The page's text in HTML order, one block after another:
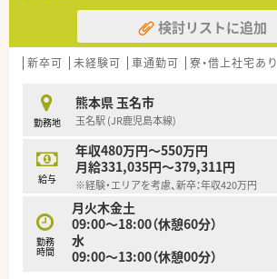
検討リストに追加
新卒可 未経験可 車通勤可 寮・借上社宅あり
勤務地
熊本県 玉名市
玉名駅 (JR鹿児島本線)
給与
年収480万円～550万円
月給331,035円～379,311円
※経験・エリアを考慮、新卒：年収420万円
勤務
時間
月火木金土
09:00～18:00（休憩60分）
水
09:00～13:00（休憩00分）